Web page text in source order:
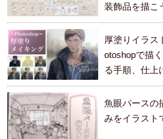
装飾品を描こ
厚塗りイラス
otoshopで描
る手順、仕上
ます。
魚眼パースの
みをイラスト